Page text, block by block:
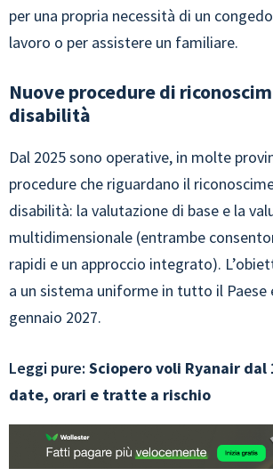
per una propria necessità di un
lavoro o per assistere un familiare.
Nuove procedure di
disabilità
Dal 2025 sono operative, in molte
procedure che riguardano il
disabilità: la valutazione di base e la
multidimensionale (entrambe
rapidi e un approccio integrato).
a un sistema uniforme in tutto il Paese
gennaio 2027.
Leggi pure: Sciopero voli Ryanair dal
date, orari e tratte a rischio